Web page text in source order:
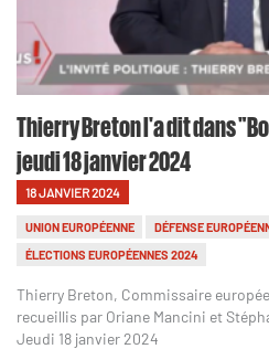
Thierry Breton l'a dit dans
jeudi 18 janvier 2024
18 JANVIER 2024
UNION EUROPÉENNE DÉFENSE
ÉLECTIONS EUROPÉENNES 2024
Thierry Breton, Commissaire
recueillis par Oriane Mancini et
Jeudi 18 janvier 2024